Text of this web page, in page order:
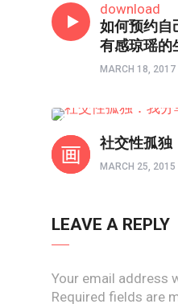
download
如何预约
有感琼瑶的
MARCH 18, 2017
社交性孤独
MARCH 25, 2015
LEAVE A REPLY
Your email address
Required fields are